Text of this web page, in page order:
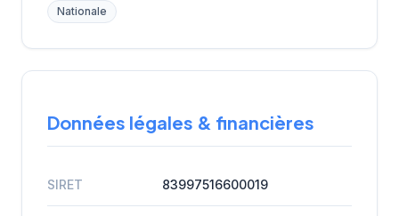
Nationale
Données légales & financières
SIRET 83997516600019